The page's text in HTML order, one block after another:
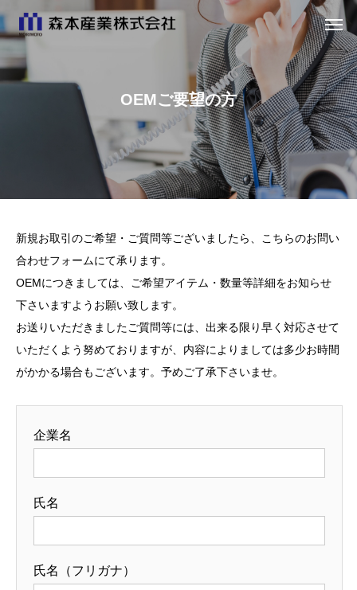
OEMご要望の方
新規お取引のご希望・ご質問等ございましたら、こちらのお問い
合わせフォームにて承ります。
OEMにつきましては、ご希望アイテム・数量等詳細をお知らせ
下さいますようお願い致します。
お送りいただきましたご質問等には、出来る限り早く対応させて
いただくよう努めておりますが、内容によりましては多少お時間
がかかる場合もございます。予めご了承下さいませ。
企業名
氏名
氏名（フリガナ）